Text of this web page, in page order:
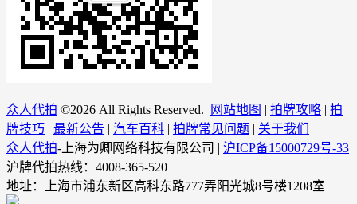
众人代拍 ©2026 All Rights Reserved. 网站地图 | 拍牌攻略 | 拍
牌技巧 | 最新公告 | 汽车百科 | 拍牌常见问题 | 关于我们
众人代拍-上海为卿网络科技有限公司 | 沪ICP备15000729号-33
沪牌代拍热线：4008-365-520
地址：上海市浦东新区高科东路777弄阳光城8号楼1208室